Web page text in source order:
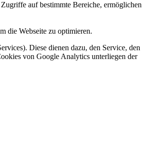
auf bestimmte Bereiche, ermöglichen
die Webseite zu optimieren.
Diese dienen dazu, den Service, den
von Google Analytics unterliegen der